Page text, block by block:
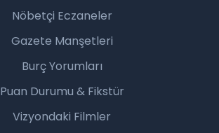
Nöbetçi Eczaneler
Gazete Manşetleri
Burç Yorumları
Puan Durumu & Fikstür
Vizyondaki Filmler